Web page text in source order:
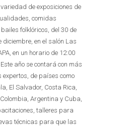
de exposiciones de
comidas
folklóricos, del 30 de
diciembre, en el salón Las
en un horario de 12:00
año se contará con más
expertos, de países como
El Salvador, Costa Rica,
Argentina y Cuba,
talleres para
técnicas para que las